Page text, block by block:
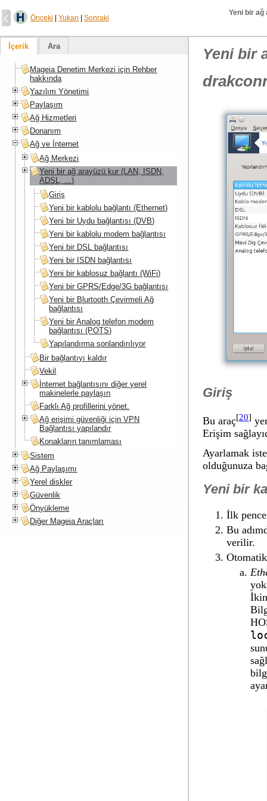
Önceki Yukarı Sonraki
Yeni bir ağ
Yeni bir
Giriş
Bu araç[20]
Erişim
Ayarlamak
olduğunuza
Yeni bir
İlk
Bu
verilir.
İçerik Ara
Mageia Denetim Merkezi için Rehber
hakkında
Yazılım Yönetimi
Paylaşım
Ağ Hizmetleri
Donanım
Ağ ve İnternet
Ağ Merkezi
Yeni bir ağ arayüzü kur (LAN, ISDN,
ADSL, ...)
Giriş
Yeni bir kablolu bağlantı (Ethernet)
Yeni bir Uydu bağlantısı (DVB)
Yeni bir kablolu modem bağlantısı
Yeni bir DSL bağlantısı
Yeni bir ISDN bağlantısı
Yeni bir kablosuz bağlantı (WiFi)
Yeni bir GPRS/Edge/3G bağlantısı
Yeni bir Blurtooth Çevirmeli Ağ
bağlantısı
Yeni bir Analog telefon modem
bağlantısı (POTS)
Yapılandırma sonlandırılıyor
Bir bağlantıyı kaldır
Vekil
İnternet bağlantısını diğer yerel
makinelerle paylaşın
Farklı Ağ profillerini yönet.
Ağ erişimi güvenliği için VPN
Bağlantısı yapılandır
Konakların tanımlaması
Sistem
Ağ Paylaşımı
Yerel diskler
Güvenlik
Önyükleme
Diğer Mageia Araçları